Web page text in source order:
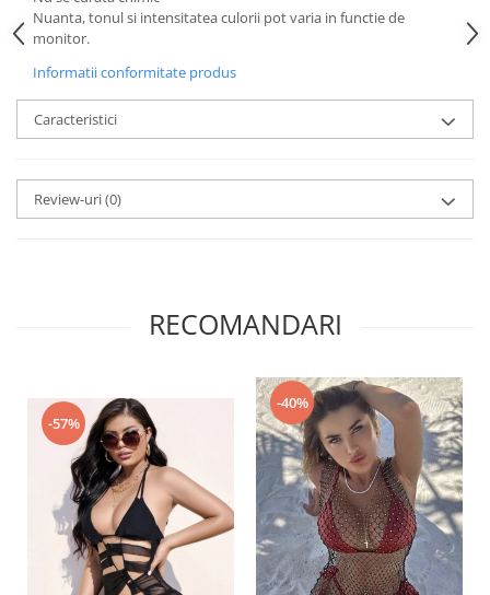
Nuanta, tonul si intensitatea culorii pot varia in functie de
monitor.
Informatii conformitate produs
Caracteristici
Review-uri(0)
RECOMANDARI
-57%
-40%